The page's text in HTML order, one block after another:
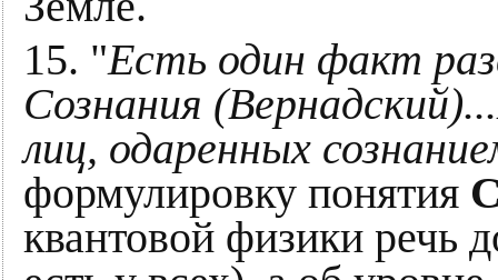
15. "Есть один факт
Сознания
лиц, одаренных
формулировку понятия
квантовой физики речь